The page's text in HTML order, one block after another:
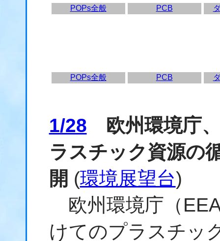
POPs全般 PCB
POPs全般 PCB
1/28 欧州環境庁
ラスチック資源の
開 (環境展望台)
欧州環境庁（
けてのプラスチッ